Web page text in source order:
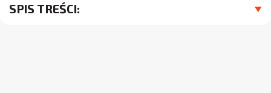
SPIS TREŚCI: